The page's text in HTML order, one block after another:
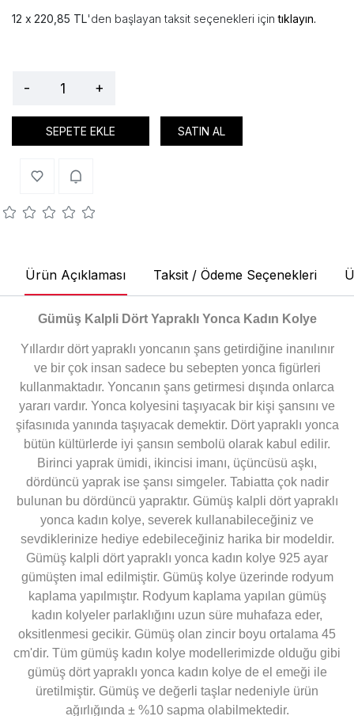
220,85 TL'den başlayan taksit seçenekleri içintıklayın.
- +
SEPETE EKLE SATIN AL
Ürün Açıklaması Taksit / Ödeme Seçenekleri
Gümüş Kalpli Dört Yapraklı Yonca Kadın Kolye
Yıllardır dört yapraklı yoncanın şans getirdiğine inanılınır
ve bir çok insan sadece bu sebepten yonca figürleri
kullanmaktadır. Yoncanın şans getirmesi dışında onlarca
yararı vardır. Yonca kolyesini taşıyacak bir kişi şansını ve
şifasınıda yanında taşıyacak demektir. Dört yapraklı yonca
bütün kültürlerde iyi şansın sembolü olarak kabul edilir.
Birinci yaprak ümidi, ikincisi imanı, üçüncüsü aşkı,
dördüncü yaprak ise şansı simgeler. Tabiatta çok nadir
bulunan bu dördüncü yapraktır. Gümüş kalpli dört yapraklı
yonca kadın kolye, severek kullanabileceğiniz ve
sevdiklerinize hediye edebileceğiniz harika bir modeldir.
Gümüş kalpli dört yapraklı yonca kadın kolye 925 ayar
gümüşten imal edilmiştir. Gümüş kolye üzerinde rodyum
kaplama yapılmıştır. Rodyum kaplama yapılan gümüş
kadın kolyeler parlaklığını uzun süre muhafaza eder,
oksitlenmesi gecikir. Gümüş olan zincir boyu ortalama 45
cm'dir. Tüm gümüş kadın kolye modellerimizde olduğu gibi
gümüş dört yapraklı yonca kadın kolye de el emeği ile
üretilmiştir. Gümüş ve değerli taşlar nedeniyle ürün
ağırlığında ± %10 sapma olabilmektedir.